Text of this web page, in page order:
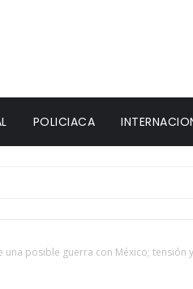
POLICIACA
posible guerra con México; tensión